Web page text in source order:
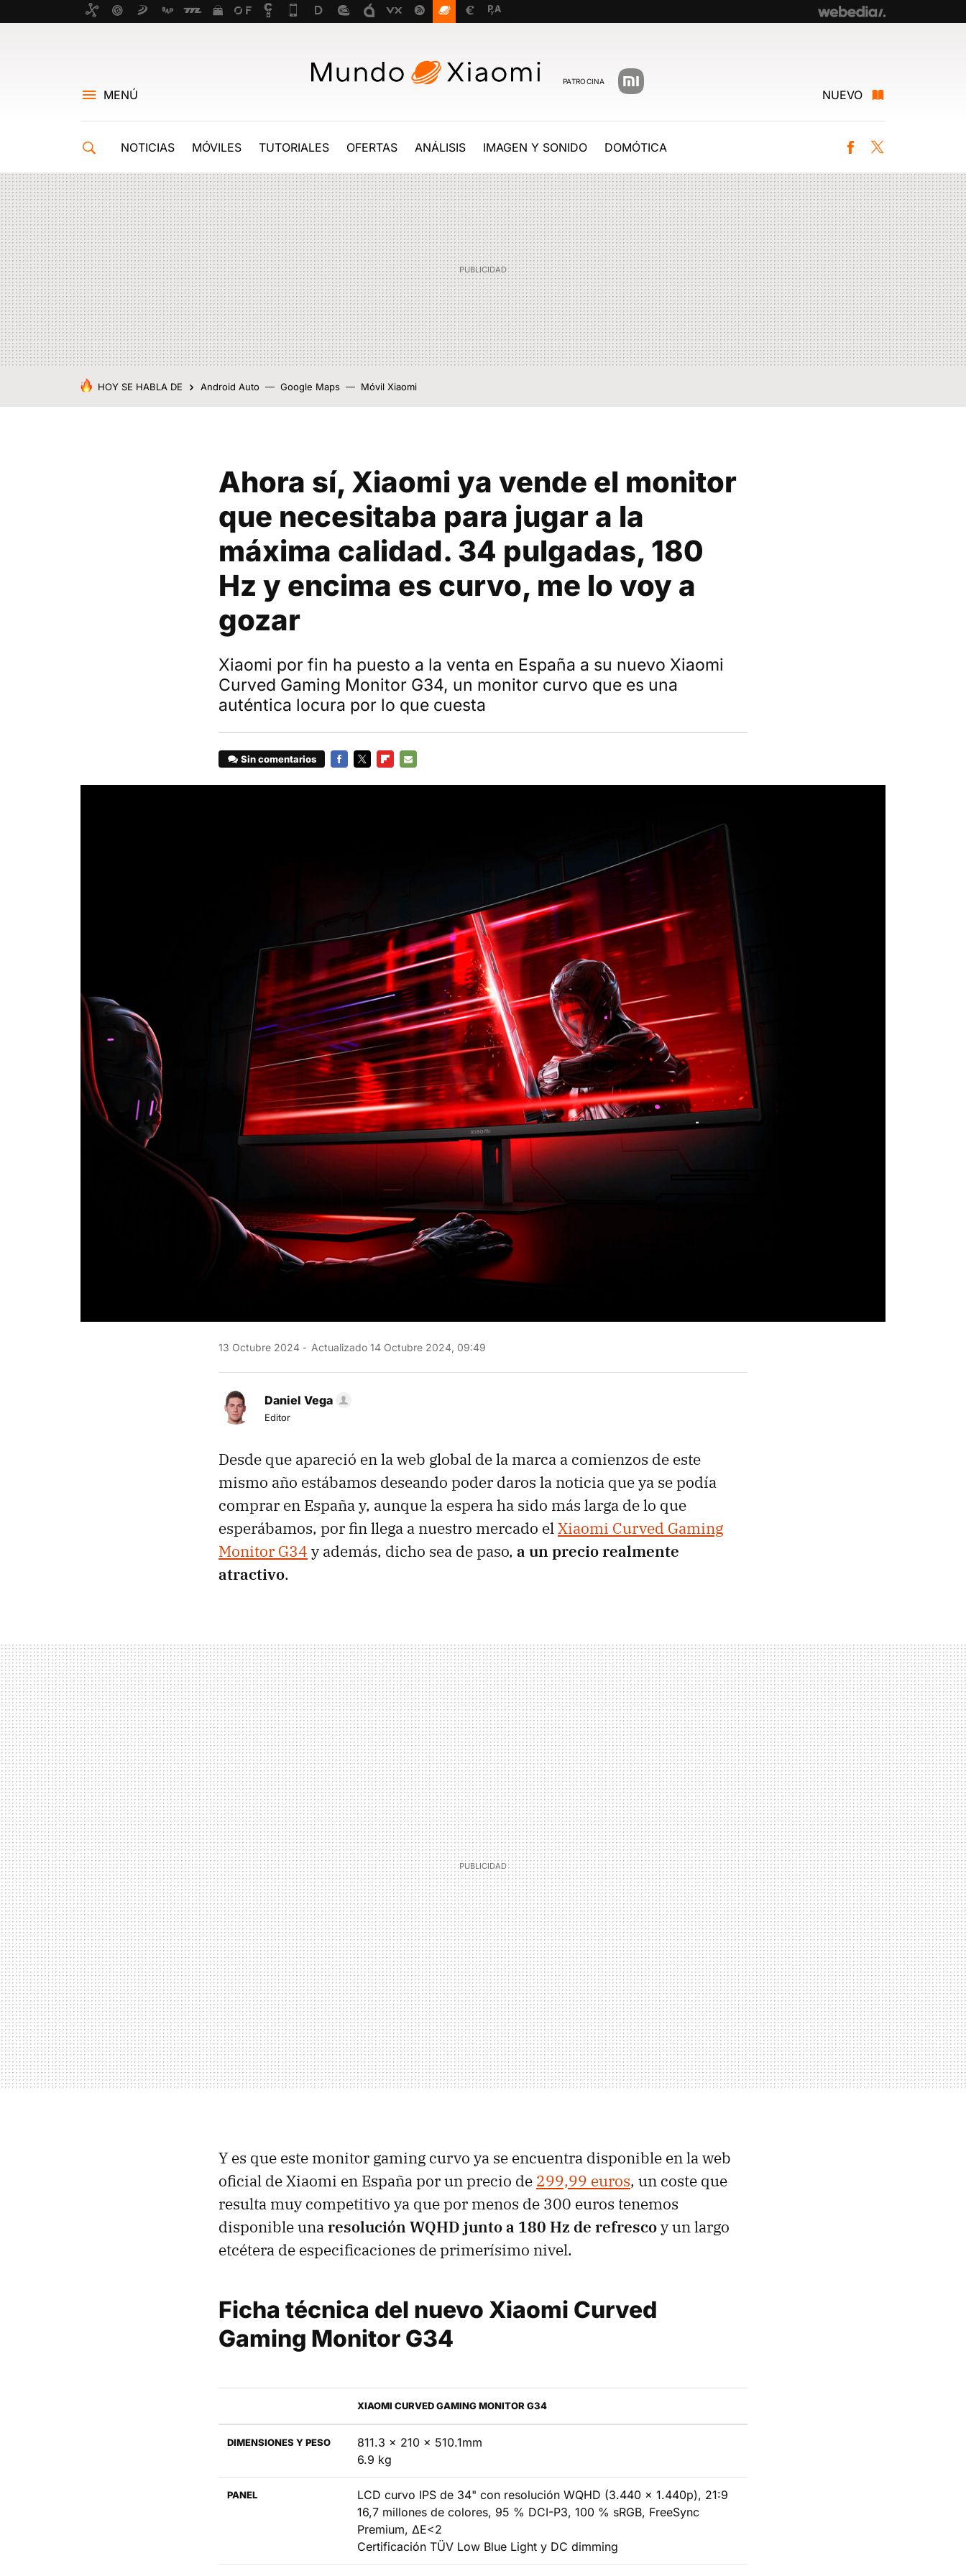
PATROCINA
MENÚ NUEVO
NOTICIAS MÓVILES TUTORIALES OFERTAS ANÁLISIS IMAGEN Y SONIDO DOMÓTICA Facebook
HOY SE HABLA DE Android Auto Google Maps Móvil Xiaomi
Ahora sí, Xiaomi ya vende el monitor
que necesitaba para jugar a la
máxima calidad. 34 pulgadas, 180
Hz y encima es curvo, me lo voy a
gozar
Xiaomi por fin ha puesto a la venta en España a su nuevo Xiaomi
Curved Gaming Monitor G34, un monitor curvo que es una
auténtica locura por lo que cuesta
Sin comentarios
13 Octubre 2024 Actualizado 14 Octubre 2024, 09:49
Daniel Vega
Editor
Desde que apareció en la web global de la marca a comienzos de este
mismo año estábamos deseando poder daros la noticia que ya se podía
comprar en España y, aunque la espera ha sido más larga de lo que
esperábamos, por fin llega a nuestro mercado elXiaomi Curved Gaming
Monitor G34 y además, dicho sea de paso, a un precio realmente
atractivo.
Y es que este monitor gaming curvo ya se encuentra disponible en la web
oficial de Xiaomi en España por un precio de 299,99 euros, un coste que
resulta muy competitivo ya que por menos de 300 euros tenemos
disponible unaresolución WQHD junto a 180 Hz de refrescoy un largo
etcétera de especificaciones de primerísimo nivel.
Ficha técnica del nuevo Xiaomi Curved
Gaming Monitor G34
XIAOMI CURVED GAMING MONITOR G34
DIMENSIONES Y PESO
811.3 x 210 x 510.1mm
6.9 kg
PANEL
LCD curvo IPS de 34" con resolución WQHD (3.440 x 1.440p), 21:9
16,7 millones de colores, 95 % DCI-P3, 100 % sRGB, FreeSync
Premium, ΔE<2
Certificación TÜV Low Blue Light y DC dimming